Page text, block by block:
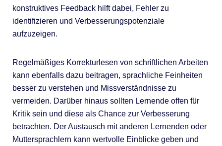
konstruktives Feedback hilft dabei, Fehler zu
identifizieren und Verbesserungspotenziale
aufzuzeigen.
Regelmäßiges Korrekturlesen von schriftlichen Arbeiten
kann ebenfalls dazu beitragen, sprachliche Feinheiten
besser zu verstehen und Missverständnisse zu
vermeiden. Darüber hinaus sollten Lernende offen für
Kritik sein und diese als Chance zur Verbesserung
betrachten. Der Austausch mit anderen Lernenden oder
Muttersprachlern kann wertvolle Einblicke geben und